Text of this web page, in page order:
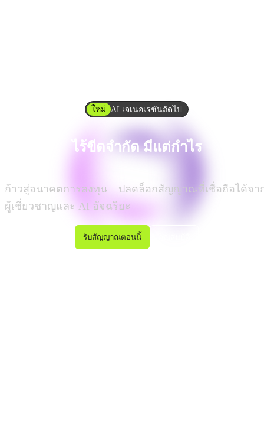
ใหม่ AI เจเนอเรชันถัดไป
ไร้ขีดจำกัด มีแต่กำไร
ก้าวสู่อนาคตการลงทุน – ปลดล็อกสัญญาณที่เชื่อถือได้จา
ผู้เชี่ยวชาญและ AI อัจฉริยะ
รับสัญญาณตอนนี้